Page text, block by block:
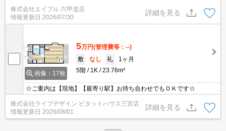
株式会社エイブル 六甲道店
情報更新日 2026/07/30
詳細を見る
画像：17枚
5万円(管理費等：--)
敷
なし 礼
1ヶ月
5階
1K 23.76m²
☆ご案内は【現地】【最寄り駅】お待ち合わせでもＯＫです☆
株式会社ライブデザイン ピタットハウス三宮店
情報更新日 2026/08/01
詳細を見る